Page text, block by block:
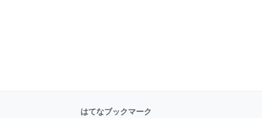
はてなブックマーク